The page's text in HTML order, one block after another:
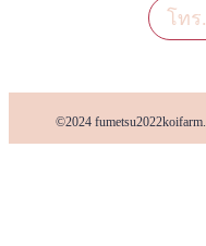
โทร
©2024